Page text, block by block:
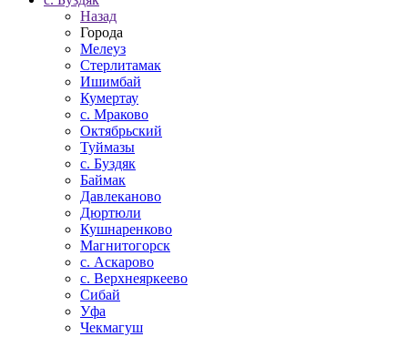
Назад
Города
Мелеуз
Стерлитамак
Ишимбай
Кумертау
c. Мраково
Октябрьский
Туймазы
c. Буздяк
Баймак
Давлеканово
Дюртюли
Кушнаренково
Магнитогорск
с. Аскарово
с. Верхнеяркеево
Сибай
Уфа
Чекмагуш